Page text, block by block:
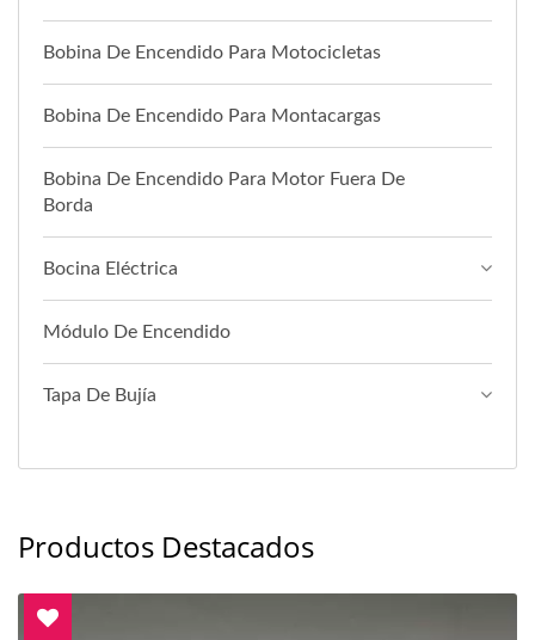
Bobina De Encendido Para Motocicletas
Bobina De Encendido Para Montacargas
Bobina De Encendido Para Motor Fuera De
Borda
Bocina Eléctrica
Módulo De Encendido
Tapa De Bujía
Productos Destacados